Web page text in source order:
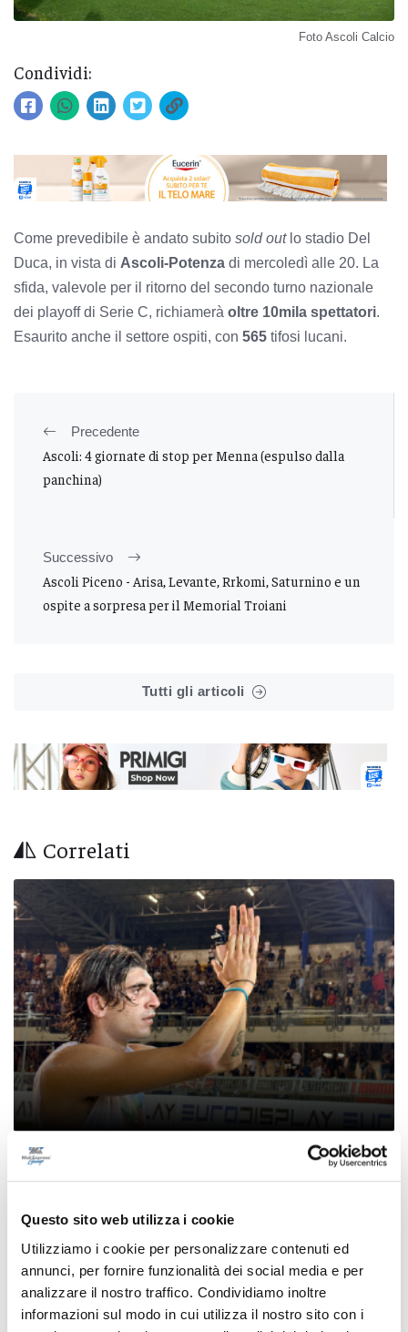
Questo sito web utilizza i cookie
Utilizziamo i cookie per personalizzare contenuti ed
annunci, per fornire funzionalità dei social media e per
analizzare il nostro traffico. Condividiamo inoltre
informazioni sul modo in cui utilizza il nostro sito con i
Foto Ascoli Calcio
Condividi:
Come prevedibile è andato subito sold out lo stadio Del
Duca, in vista di Ascoli-Potenza di mercoledì alle 20. La
sfida, valevole per il ritorno del secondo turno nazionale
dei playoff di Serie C, richiamerà oltre 10mila spettatori.
Esaurito anche il settore ospiti, con 565 tifosi lucani.
Precedente
Ascoli: 4 giornate di stop per Menna (espulso dalla
panchina)
Successivo
Ascoli Piceno - Arisa, Levante, Rrkomi, Saturnino e un
ospite a sorpresa per il Memorial Troiani
Tutti gli articoli
Correlati
Samb-Lanciano 4-0, entrano Sgarbi e Perrotta
e cambia tutto, doppietta di Faggioli